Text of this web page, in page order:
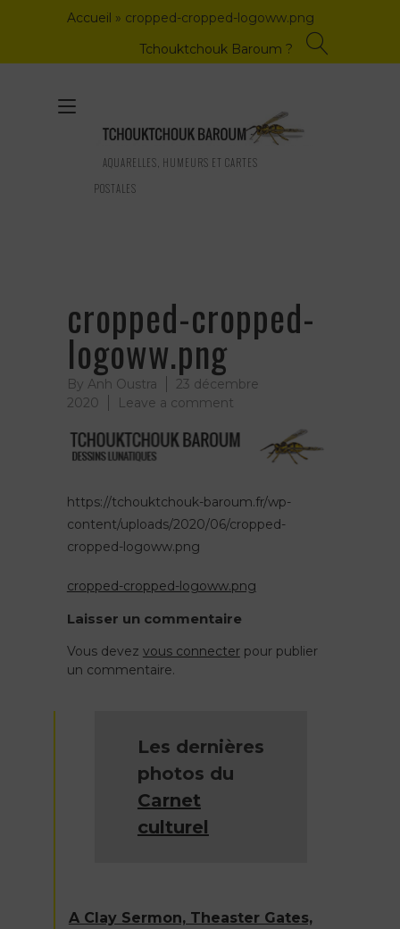
Accueil » cropped-cropped-logoww.png
Tchouktchouk Baroum ?
AQUARELLES, HUMEURS ET CARTES
POSTALES
Toggle
navigation
cropped-cropped-
logoww.png
By Anh Oustra
23 décembre
2020
Leave a commenton
cropped-
logoww.png
https://tchouktchouk-baroum.fr/wp-
content/uploads/2020/06/cropped-
cropped-logoww.png
Navigation
de
l’article
cropped-cropped-logoww.png
Laisser un commentaire
Vous devez vous connecterpour publier
un commentaire.
Les dernières
photos du
Carnet
culturel
A Clay Sermon, Theaster Gates,